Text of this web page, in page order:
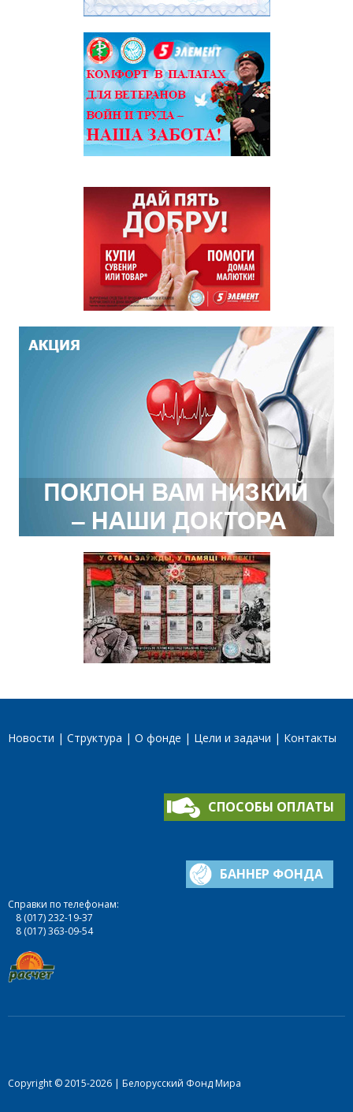
Новости Структура О фонде Цели и задачи Контакты
СПОСОБЫ ОПЛАТЫ
БАННЕР ФОНДА
Справки по телефонам:
8 (017) 232-19-37
8 (017) 363-09-54
Copyright © 2015-2026 | Белорусский Фонд Мира